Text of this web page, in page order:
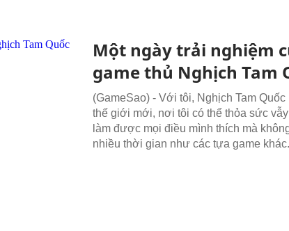
Một ngày trải nghiệm
game thủ Nghịch Tam
(GameSao) - Với tôi, Nghịch Tam Quốc
thế giới mới, nơi tôi có thể thỏa sức
làm được mọi điều mình thích mà
nhiều thời gian như các tựa game khác.